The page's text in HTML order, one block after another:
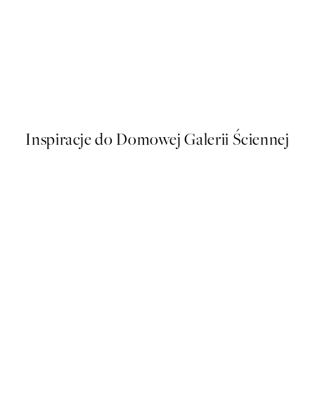
Inspiracje do Domowej Galerii Ściennej